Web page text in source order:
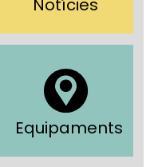
Notícies
Equipaments